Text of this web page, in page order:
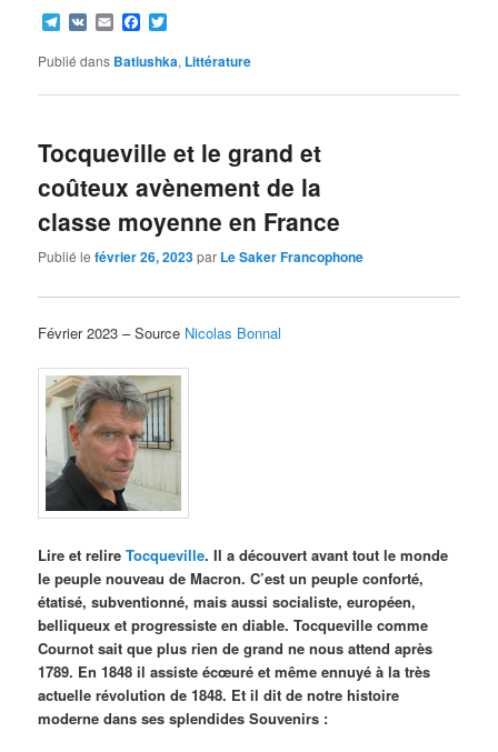
Telegram
VK EmailFacebook
Publié dans Batiushka, Littérature
Tocqueville et le grand et
coûteux avènement de la
classe moyenne en France
Publié lefévrier 26, 2023par Le Saker Francophone
Février 2023 – Source Nicolas Bonnal
Lire et relireTocqueville. Il a découvert avant tout le monde
le peuple nouveau de Macron. C’est un peuple conforté,
étatisé, subventionné, mais aussi socialiste, européen,
belliqueux et progressiste en diable. Tocqueville comme
Cournot sait que plus rien de grand ne nous attend après
1789. En 1848 il assiste écœuré et même ennuyé à la très
actuelle révolution de 1848. Et il dit de notre histoire
moderne dans ses splendides Souvenirs :